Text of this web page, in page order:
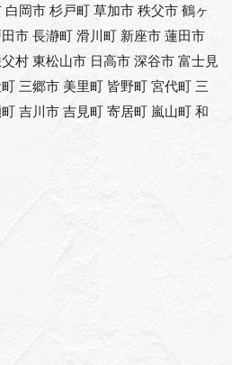
岡市 杉戸町 草加市 秩父市 鶴ヶ
市 長瀞町 滑川町 新座市 蓮田市
村 東松山市 日高市 深谷市 富士見
三郷市 美里町 皆野町 宮代町 三
吉川市 吉見町 寄居町 嵐山町 和